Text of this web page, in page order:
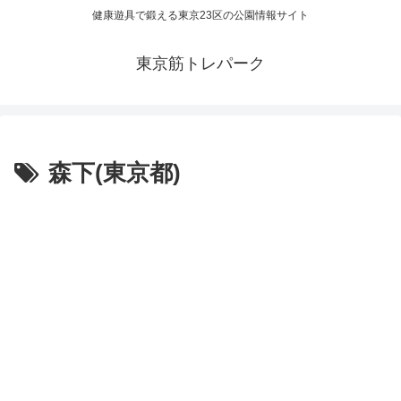
健康遊具で鍛える東京23区の公園情報サイト
東京筋トレパーク
森下(東京都)